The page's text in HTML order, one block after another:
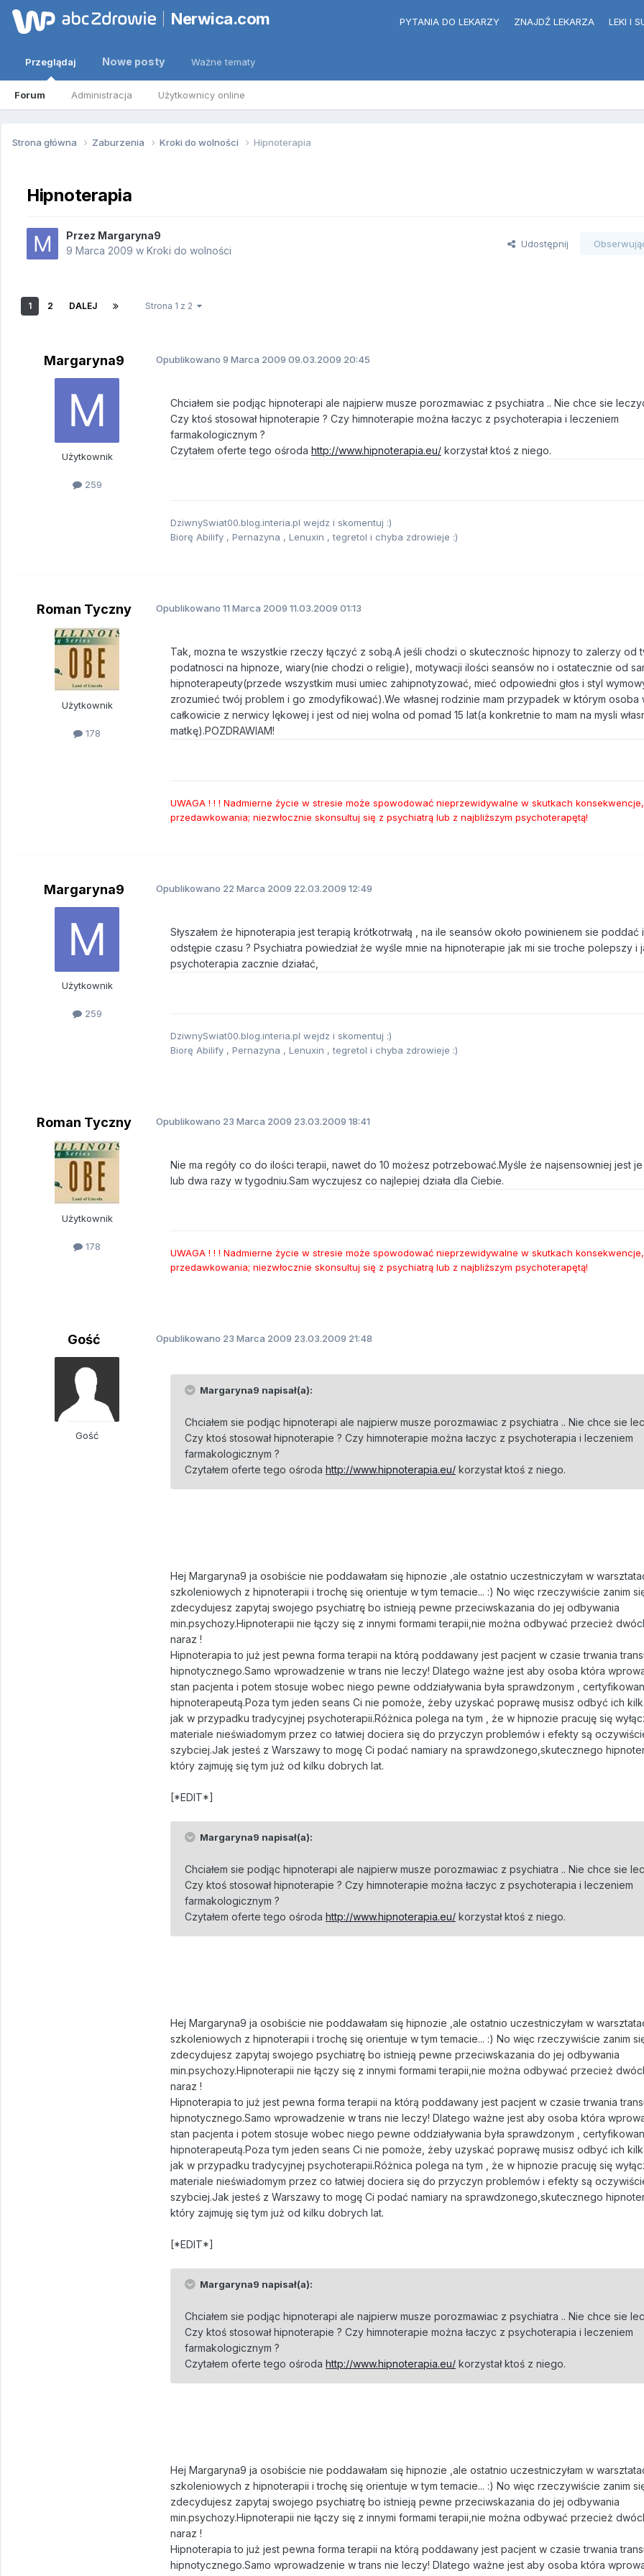
Nerwica.com PYTANIA DO LEKARZY ZNAJDŹ LEKARZA LEKI I
Przeglądaj
Forum Administracja Użytkownicy online
Nowe posty Ważne tematy
Strona główna Zaburzenia Kroki do wolności Hipnoterapia
Hipnoterapia
Przez Margaryna9
9 Marca 2009 w Kroki do wolności
Udostępnij
1 2 DALEJ Strona 1 z 2
Margaryna9
Użytkownik
259
Opublikowano 9 Marca 2009 09.03.2009 20:45
Chciałem sie podjąc hipnoterapi ale najpierw musze porozmawiac z psychiatra .. Nie chce sie
Czy ktoś stosował hipnoterapie ? Czy himnoterapie można łaczyc z psychoterapia i leczeniem
farmakologicznym ?
Czytałem oferte tego ośroda http://www.hipnoterapia.eu/ korzystał ktoś z niego.
DziwnySwiat00.blog.interia.pl wejdz i skomentuj :)
Biorę Abilify , Pernazyna , Lenuxin , tegretol i chyba zdrowieje :)
Roman Tyczny
Użytkownik
178
Opublikowano 11 Marca 2009 11.03.2009 01:13
Tak, mozna te wszystkie rzeczy łączyć z sobą.A jeśli chodzi o skutecznośc hipnozy to zalerzy od
podatnosci na hipnoze, wiary(nie chodzi o religie), motywacji ilości seansów no i ostatecznie od
hipnoterapeuty(przede wszystkim musi umiec zahipnotyzować, mieć odpowiedni głos i styl
zrozumieć twój problem i go zmodyfikować).We własnej rodzinie mam przypadek w którym osoba
całkowicie z nerwicy lękowej i jest od niej wolna od pomad 15 lat(a konkretnie to mam na mysli
matkę).POZDRAWIAM!
UWAGA ! ! ! Nadmierne życie w stresie może spowodować nieprzewidywalne w skutkach
przedawkowania; niezwłocznie skonsultuj się z psychiatrą lub z najbliższym psychoterapętą!
Margaryna9
Użytkownik
259
Opublikowano 22 Marca 2009 22.03.2009 12:49
Słyszałem że hipnoterapia jest terapią krótkotrwałą , na ile seansów około powinienem sie poddać
odstępie czasu ? Psychiatra powiedział że wyśle mnie na hipnoterapie jak mi sie troche polepszy i
psychoterapia zacznie działać,
DziwnySwiat00.blog.interia.pl wejdz i skomentuj :)
Biorę Abilify , Pernazyna , Lenuxin , tegretol i chyba zdrowieje :)
Roman Tyczny
Użytkownik
178
Opublikowano 23 Marca 2009 23.03.2009 18:41
Nie ma regóły co do ilości terapii, nawet do 10 możesz potrzebować.Myśle że najsensowniej jest
lub dwa razy w tygodniu.Sam wyczujesz co najlepiej działa dla Ciebie.
UWAGA ! ! ! Nadmierne życie w stresie może spowodować nieprzewidywalne w skutkach
przedawkowania; niezwłocznie skonsultuj się z psychiatrą lub z najbliższym psychoterapętą!
Gość
Gość
Opublikowano 23 Marca 2009 23.03.2009 21:48
Margaryna9 napisał(a):
Chciałem sie podjąc hipnoterapi ale najpierw musze porozmawiac z psychiatra .. Nie chce sie
Czy ktoś stosował hipnoterapie ? Czy himnoterapie można łaczyc z psychoterapia i leczeniem
farmakologicznym ?
Czytałem oferte tego ośroda http://www.hipnoterapia.eu/ korzystał ktoś z niego.
Hej Margaryna9 ja osobiście nie poddawałam się hipnozie ,ale ostatnio uczestniczyłam w
szkoleniowych z hipnoterapii i trochę się orientuje w tym temacie... :) No więc rzeczywiście zanim
zdecydujesz zapytaj swojego psychiatrę bo istnieją pewne przeciwskazania do jej odbywania
min.psychozy.Hipnoterapii nie łączy się z innymi formami terapii,nie można odbywać przecież
naraz !
Hipnoterapia to już jest pewna forma terapii na którą poddawany jest pacjent w czasie trwania
hipnotycznego.Samo wprowadzenie w trans nie leczy! Dlatego ważne jest aby osoba która
stan pacjenta i potem stosuje wobec niego pewne oddziaływania była sprawdzonym ,
hipnoterapeutą.Poza tym jeden seans Ci nie pomoże, żeby uzyskać poprawę musisz odbyć ich
jak w przypadku tradycyjnej psychoterapii.Różnica polega na tym , że w hipnozie pracuję się
materiale nieświadomym przez co łatwiej dociera się do przyczyn problemów i efekty są
szybciej.Jak jesteś z Warszawy to mogę Ci podać namiary na sprawdzonego,skutecznego
który zajmuję się tym już od kilku dobrych lat.
[*EDIT*]
Margaryna9 napisał(a):
Chciałem sie podjąc hipnoterapi ale najpierw musze porozmawiac z psychiatra .. Nie chce sie
Czy ktoś stosował hipnoterapie ? Czy himnoterapie można łaczyc z psychoterapia i leczeniem
farmakologicznym ?
Czytałem oferte tego ośroda http://www.hipnoterapia.eu/ korzystał ktoś z niego.
Hej Margaryna9 ja osobiście nie poddawałam się hipnozie ,ale ostatnio uczestniczyłam w
szkoleniowych z hipnoterapii i trochę się orientuje w tym temacie... :) No więc rzeczywiście zanim
zdecydujesz zapytaj swojego psychiatrę bo istnieją pewne przeciwskazania do jej odbywania
min.psychozy.Hipnoterapii nie łączy się z innymi formami terapii,nie można odbywać przecież
naraz !
Hipnoterapia to już jest pewna forma terapii na którą poddawany jest pacjent w czasie trwania
hipnotycznego.Samo wprowadzenie w trans nie leczy! Dlatego ważne jest aby osoba która
stan pacjenta i potem stosuje wobec niego pewne oddziaływania była sprawdzonym ,
hipnoterapeutą.Poza tym jeden seans Ci nie pomoże, żeby uzyskać poprawę musisz odbyć ich
jak w przypadku tradycyjnej psychoterapii.Różnica polega na tym , że w hipnozie pracuję się
materiale nieświadomym przez co łatwiej dociera się do przyczyn problemów i efekty są
szybciej.Jak jesteś z Warszawy to mogę Ci podać namiary na sprawdzonego,skutecznego
który zajmuję się tym już od kilku dobrych lat.
[*EDIT*]
Margaryna9 napisał(a):
Chciałem sie podjąc hipnoterapi ale najpierw musze porozmawiac z psychiatra .. Nie chce sie
Czy ktoś stosował hipnoterapie ? Czy himnoterapie można łaczyc z psychoterapia i leczeniem
farmakologicznym ?
Czytałem oferte tego ośroda http://www.hipnoterapia.eu/ korzystał ktoś z niego.
Hej Margaryna9 ja osobiście nie poddawałam się hipnozie ,ale ostatnio uczestniczyłam w
szkoleniowych z hipnoterapii i trochę się orientuje w tym temacie... :) No więc rzeczywiście zanim
zdecydujesz zapytaj swojego psychiatrę bo istnieją pewne przeciwskazania do jej odbywania
min.psychozy.Hipnoterapii nie łączy się z innymi formami terapii,nie można odbywać przecież
naraz !
Hipnoterapia to już jest pewna forma terapii na którą poddawany jest pacjent w czasie trwania
hipnotycznego.Samo wprowadzenie w trans nie leczy! Dlatego ważne jest aby osoba która